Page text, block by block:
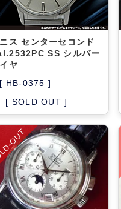
ス センターセコンド
SS シルバー
ヤ
[ HB-0375 ]
[ SOLD OUT ]
OUT